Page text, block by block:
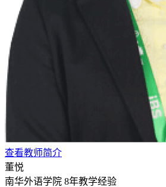
查看教师简介
董悦
南华外语学院 8年教学经验